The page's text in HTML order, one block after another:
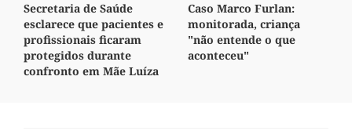
Secretaria de Saúde
esclarece que pacientes e
profissionais ficaram
protegidos durante
confronto em Mãe Luíza
Caso Marco Furlan:
monitorada, criança
"não entende o que
aconteceu"